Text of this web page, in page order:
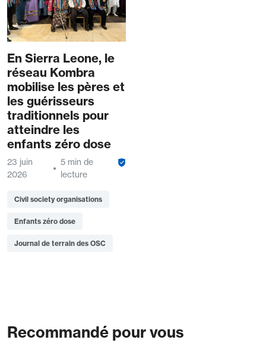
En Sierra Leone, le
réseau Kombra
mobilise les pères et
les guérisseurs
traditionnels pour
atteindre les
enfants zéro dose
23 juin
2026
5 min de
lecture
Civil society organisations
Enfants zéro dose
Journal de terrain des OSC
Recommandé pour vous